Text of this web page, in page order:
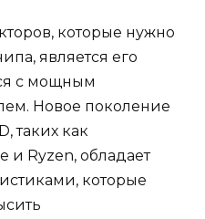
которые нужно
является его
с мощным
Новое поколение
таких как
и Ryzen, обладает
которые